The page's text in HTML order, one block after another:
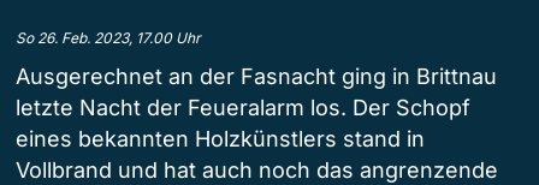
So 26. Feb. 2023, 17.00 Uhr
Ausgerechnet an der Fasnacht ging in Brittnau
letzte Nacht der Feueralarm los. Der Schopf
eines bekannten Holzkünstlers stand in
Vollbrand und hat auch noch das angrenzende